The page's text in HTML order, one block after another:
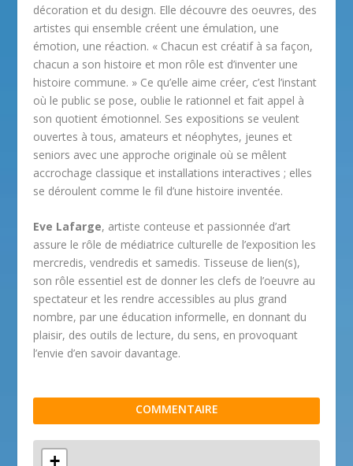
décoration et du design. Elle découvre des oeuvres, des
artistes qui ensemble créent une émulation, une
émotion, une réaction. « Chacun est créatif à sa façon,
chacun a son histoire et mon rôle est d’inventer une
histoire commune. » Ce qu’elle aime créer, c’est l’instant
où le public se pose, oublie le rationnel et fait appel à
son quotient émotionnel. Ses expositions se veulent
ouvertes à tous, amateurs et néophytes, jeunes et
seniors avec une approche originale où se mêlent
accrochage classique et installations interactives ; elles
se déroulent comme le fil d’une histoire inventée.
Eve Lafarge, artiste conteuse et passionnée d’art
assure le rôle de médiatrice culturelle de l’exposition les
mercredis, vendredis et samedis. Tisseuse de lien(s),
son rôle essentiel est de donner les clefs de l’oeuvre au
spectateur et les rendre accessibles au plus grand
nombre, par une éducation informelle, en donnant du
plaisir, des outils de lecture, du sens, en provoquant
l’envie d’en savoir davantage.
COMMENTAIRE
+